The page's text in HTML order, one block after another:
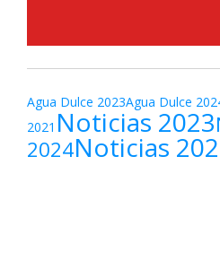
Agua Dulce 2023Agua Dulce
2021 Noticias 2023
2024Noticias